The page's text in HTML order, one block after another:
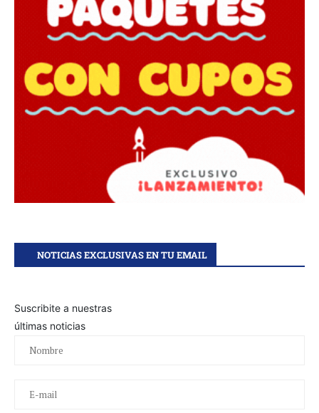
NOTICIAS EXCLUSIVAS EN TU EMAIL
Suscribite a nuestras
últimas noticias